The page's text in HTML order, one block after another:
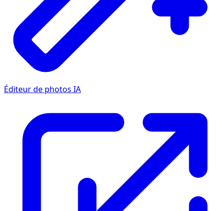
Éditeur de photos IA